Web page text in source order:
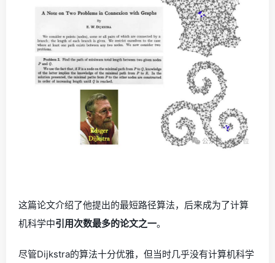
这篇论文介绍了他提出的最短路径算法，后来成为了计算
机科学中引用次数最多的论文之一。
尽管Dijkstra的算法十分优雅，但当时几乎没有计算机科学